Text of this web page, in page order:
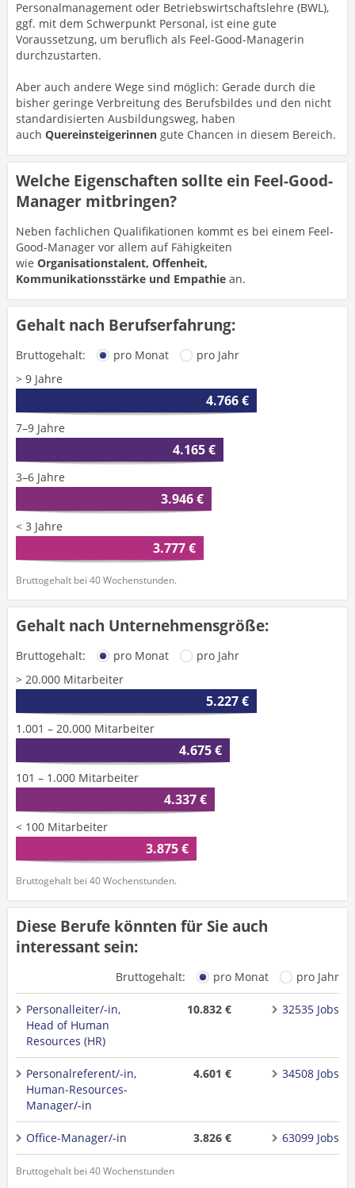
Personalmanagement oder Betriebswirtschaftslehre (BWL),
ggf. mit dem Schwerpunkt Personal, ist eine gute
Voraussetzung, um beruflich als Feel-Good-Managerin
durchzustarten.
Aber auch andere Wege sind möglich: Gerade durch die
bisher geringe Verbreitung des Berufsbildes und den nicht
standardisierten Ausbildungsweg, haben
auch Quereinsteigerinnen gute Chancen in diesem Bereich.
Welche Eigenschaften sollte ein Feel-Good-
Manager mitbringen?
Neben fachlichen Qualifikationen kommt es bei einem Feel-
Good-Manager vor allem auf Fähigkeiten
wie Organisationstalent, Offenheit,
Kommunikationsstärke und Empathie an.
Gehalt nach Berufserfahrung:
Bruttogehalt: pro Monat
pro Jahr
> 9 Jahre
4.766 €
7–9 Jahre
4.165 €
3–6 Jahre
3.946 €
< 3 Jahre
3.777 €
Bruttogehalt bei 40 Wochenstunden.
Gehalt nach Unternehmensgröße:
Bruttogehalt: pro Monat
pro Jahr
> 20.000 Mitarbeiter
5.227 €
1.001 – 20.000 Mitarbeiter
4.675 €
101 – 1.000 Mitarbeiter
4.337 €
< 100 Mitarbeiter
3.875 €
Bruttogehalt bei 40 Wochenstunden.
Diese Berufe könnten für Sie auch
interessant sein:
Bruttogehalt: pro Monat pro Jahr
Personalleiter/-in,
Head of Human
Resources (HR)
10.832 € 32535 Jobs
Personalreferent/-in,
Human-Resources-
Manager/-in
4.601 € 34508 Jobs
Office-Manager/-in 3.826 € 63099 Jobs
Bruttogehalt bei 40 Wochenstunden